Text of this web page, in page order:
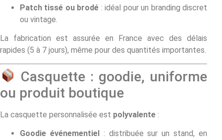
Patch tissé ou brodé : idéal pour un branding discret
ou vintage.
La fabrication est assurée en France avec des délais
rapides (5 à 7 jours), même pour des quantités importantes.
Casquette : goodie, uniforme
ou produit boutique
La casquette personnalisée est polyvalente :
Goodie événementiel: distribuée sur un stand, en